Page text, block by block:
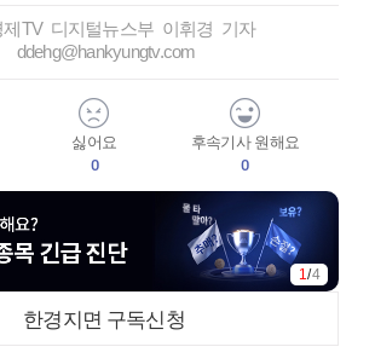
제TV 디지털뉴스부 이휘경 기자
ddehg@hankyungtv.com
싫어요
0
후속기사 원해요
0
1/4
한경지면 구독신청